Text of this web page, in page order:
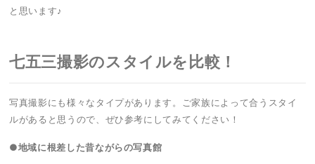
と思います♪
七五三撮影のスタイルを比較！
写真撮影にも様々なタイプがあります。ご家族によって合うスタイ
ルがあると思うので、ぜひ参考にしてみてください！
●地域に根差した昔ながらの写真館